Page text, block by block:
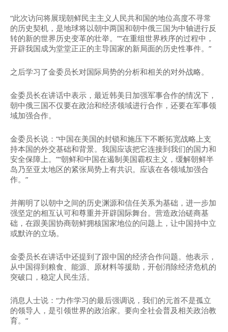
“此次访问将展现朝鲜民主主义人民共和国的地位高度不寻常
的历史契机，是地球将以朝中两国和朝中俄三国为中轴进行反
转的新的世界历史变革的壮举。”“在重组世界秩序的过程中，
开辟我国成为堂堂正正的主导国家的新局面的历史性事件。”
之后学习了金委员长对国际局势的分析和相关的对外战略。
金委员长在讲话中表示，最近韩美日加强军事合作的情况下，
朝中俄三国不仅要在政治和经济领域进行合作，还要在军事领
域加强合作。
金委员长说：“中国在美国的封锁和施压下不断拓宽战略上支
持本国的外交基础和背景。我国应该把它连接到我们的国力和
安全保障上。”“朝鲜和中国在遏制美国霸权主义，缓解朝鲜半
岛乃至亚太地区的紧张局势上有共识。应该在各领域加强合
作。”
并阐明了以朝中之间的历史渊源和信任关系为基础，进一步加
强坚定的相互认可和尊重并开辟国际舞台。营造政治磋商基
础，在跟美国协商朝鲜拥核国家地位的问题上，让中国持中立
或默许的立场。
金委员长在讲话中还提到了跟中国的经济合作问题。他表示，
从中国得到粮食、能源、原材料等援助，开创消除经济危机的
突破口，稳定人民生活。
消息人士说：“力作学习的最后强调说，我们的元首不是孤立
的领导人，是引领世界的政治家。要向全社会普及相关政治教
育。”